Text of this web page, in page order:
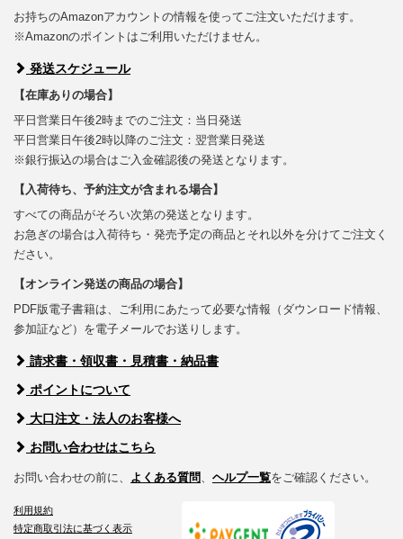
お持ちのAmazonアカウントの情報を使ってご注文いただけます。
※Amazonのポイントはご利用いただけません。
発送スケジュール
【在庫ありの場合】
平日営業日午後2時までのご注文：当日発送
平日営業日午後2時以降のご注文：翌営業日発送
※銀行振込の場合はご入金確認後の発送となります。
【入荷待ち、予約注文が含まれる場合】
すべての商品がそろい次第の発送となります。
お急ぎの場合は入荷待ち・発売予定の商品とそれ以外を分けてご注文く
ださい。
【オンライン発送の商品の場合】
PDF版電子書籍は、ご利用にあたって必要な情報（ダウンロード情報、
参加証など）を電子メールでお送りします。
請求書・領収書・見積書・納品書
ポイントについて
大口注文・法人のお客様へ
お問い合わせはこちら
お問い合わせの前に、 よくある質問、 ヘルプ一覧をご確認ください。
利用規約
特定商取引法に基づく表示